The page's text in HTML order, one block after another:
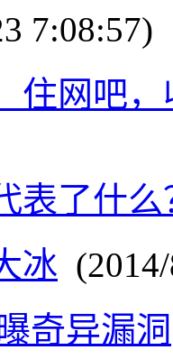
7:08:57)
住网吧
表了什么
冰
奇异漏洞